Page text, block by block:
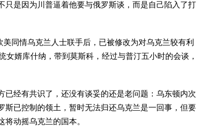
只是因为川普逼着他要与俄罗斯谈，而是自己陷入了打
美同情乌克兰人士联手后，已被修改为对乌克兰较有利
女婿库什纳，带到莫斯科，经过与普汀五小时的会谈，
已经有共识了，还没有谈妥的还是老问题：乌东顿内次
斯已控制的领土，暂时无法归还乌克兰是一回事，但要
动摇乌克兰的国本。